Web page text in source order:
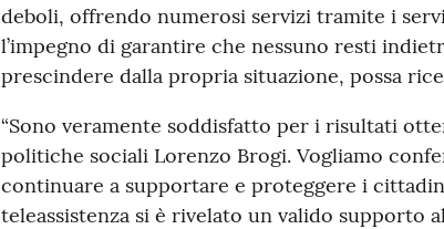
deboli, offrendo numerosi servizi tramite i
l’impegno di garantire che nessuno resti
prescindere dalla propria situazione, possa
“Sono veramente soddisfatto per i risultati
politiche sociali Lorenzo Brogi. Vogliamo
continuare a supportare e proteggere i
teleassistenza si è rivelato un valido supporto